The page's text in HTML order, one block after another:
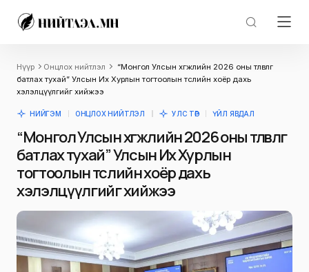
Нүүр Онцлох нийтлэл
“Монгол Улсын хөгжлийн 2026 оны төлөвлөгөө
батлах тухай” Улсын Их Хурлын тогтоолын төслийн хоёр дахь
хэлэлцүүлгийг хийжээ
НИЙГЭМ ОНЦЛОХ НИЙТЛЭЛ УЛС ТӨР ҮЙЛ ЯВДАЛ
“Монгол Улсын хөгжлийн 2026 оны төлөвлөгөө
батлах тухай” Улсын Их Хурлын
тогтоолын төслийн хоёр дахь
хэлэлцүүлгийг хийжээ